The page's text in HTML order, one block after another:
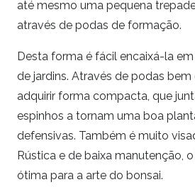
até mesmo uma pequena
através de podas de formação.
Desta forma é fácil encaixá-la
de jardins. Através de podas
adquirir forma compacta, que
espinhos a tornam uma boa
defensivas. Também é muito
Rústica e de baixa manutenção,
ótima para a arte do bonsai.